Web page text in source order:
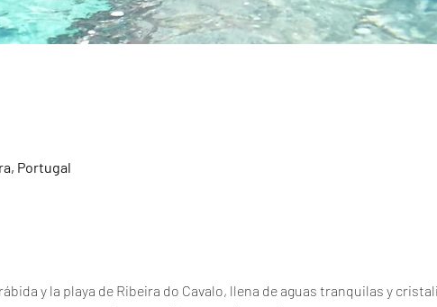
Portugal
y la playa de Ribeira do Cavalo, llena de aguas tranquilas y